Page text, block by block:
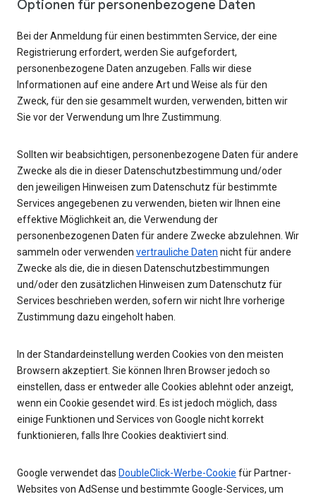
Optionen für personenbezogene Daten
Bei der Anmeldung für einen bestimmten Service, der eine
Registrierung erfordert, werden Sie aufgefordert,
personenbezogene Daten anzugeben. Falls wir diese
Informationen auf eine andere Art und Weise als für den
Zweck, für den sie gesammelt wurden, verwenden, bitten wir
Sie vor der Verwendung um Ihre Zustimmung.
Sollten wir beabsichtigen, personenbezogene Daten für andere
Zwecke als die in dieser Datenschutzbestimmung und/oder
den jeweiligen Hinweisen zum Datenschutz für bestimmte
Services angegebenen zu verwenden, bieten wir Ihnen eine
effektive Möglichkeit an, die Verwendung der
personenbezogenen Daten für andere Zwecke abzulehnen. Wir
sammeln oder verwenden vertrauliche Daten nicht für andere
Zwecke als die, die in diesen Datenschutzbestimmungen
und/oder den zusätzlichen Hinweisen zum Datenschutz für
Services beschrieben werden, sofern wir nicht Ihre vorherige
Zustimmung dazu eingeholt haben.
In der Standardeinstellung werden Cookies von den meisten
Browsern akzeptiert. Sie können Ihren Browser jedoch so
einstellen, dass er entweder alle Cookies ablehnt oder anzeigt,
wenn ein Cookie gesendet wird. Es ist jedoch möglich, dass
einige Funktionen und Services von Google nicht korrekt
funktionieren, falls Ihre Cookies deaktiviert sind.
Google verwendet das DoubleClick-Werbe-Cookie für Partner-
Websites von AdSense und bestimmte Google-Services, um